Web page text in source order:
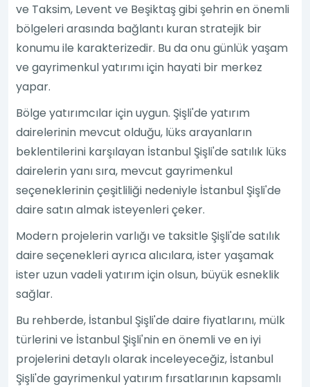
ve Taksim, Levent ve Beşiktaş gibi şehrin en önemli
bölgeleri arasında bağlantı kuran stratejik bir
konumu ile karakterizedir. Bu da onu günlük yaşam
ve gayrimenkul yatırımı için hayati bir merkez
yapar.
Bölge yatırımcılar için uygun. Şişli'de yatırım
dairelerinin mevcut olduğu, lüks arayanların
beklentilerini karşılayan İstanbul Şişli'de satılık lüks
dairelerin yanı sıra, mevcut gayrimenkul
seçeneklerinin çeşitliliği nedeniyle İstanbul Şişli'de
daire satın almak isteyenleri çeker.
Modern projelerin varlığı ve taksitle Şişli'de satılık
daire seçenekleri ayrıca alıcılara, ister yaşamak
ister uzun vadeli yatırım için olsun, büyük esneklik
sağlar.
Bu rehberde, İstanbul Şişli'de daire fiyatlarını, mülk
türlerini ve İstanbul Şişli'nin en önemli ve en iyi
projelerini detaylı olarak inceleyeceğiz, İstanbul
Şişli'de gayrimenkul yatırım fırsatlarının kapsamlı